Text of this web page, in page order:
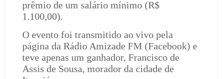
prêmio de um salário mínimo (R$
1.100,00).
O evento foi transmitido ao vivo pela
página da Rádio Amizade FM (Facebook) e
teve apenas um ganhador, Francisco de
Assis de Sousa, morador da cidade de